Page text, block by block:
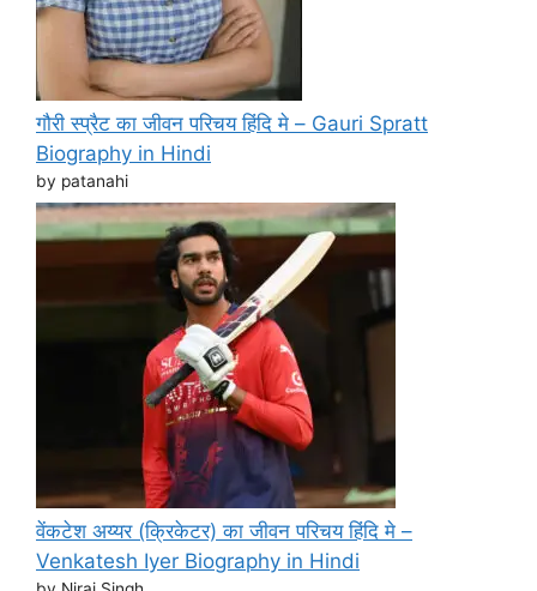
गौरी स्प्रैट का जीवन परिचय हिंदि मे – Gauri Spratt
Biography in Hindi
by patanahi
वेंकटेश अय्यर (क्रिकेटर) का जीवन परिचय हिंदि मे –
Venkatesh Iyer Biography in Hindi